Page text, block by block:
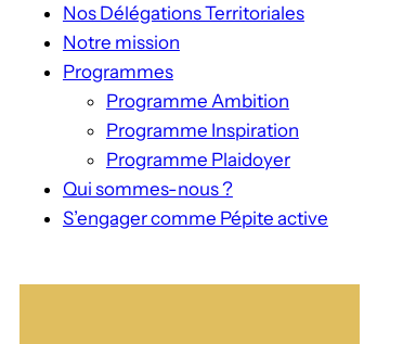
Nos Délégations Territoriales
Notre mission
Programmes
Programme Ambition
Programme Inspiration
Programme Plaidoyer
Qui sommes-nous ?
S’engager comme Pépite active